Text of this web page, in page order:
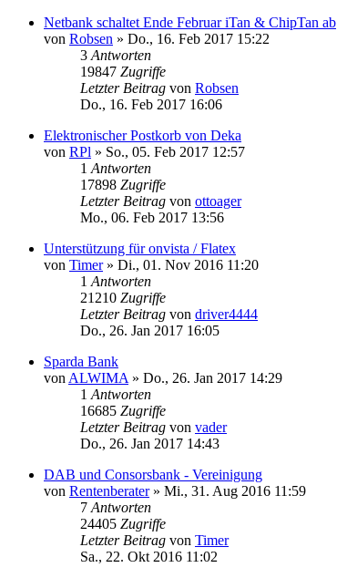
Netbank schaltet Ende Februar iTan & ChipTan ab
von Robsen » Do., 16. Feb 2017 15:22
3 Antworten
19847 Zugriffe
Letzter Beitrag von Robsen
Do., 16. Feb 2017 16:06
Elektronischer Postkorb von Deka
von RPl » So., 05. Feb 2017 12:57
1 Antworten
17898 Zugriffe
Letzter Beitrag von ottoager
Mo., 06. Feb 2017 13:56
Unterstützung für onvista / Flatex
von Timer» Di., 01. Nov 2016 11:20
1 Antworten
21210 Zugriffe
Letzter Beitrag von driver4444
Do., 26. Jan 2017 16:05
Sparda Bank
von ALWIMA » Do., 26. Jan 2017 14:29
1 Antworten
16685 Zugriffe
Letzter Beitrag von vader
Do., 26. Jan 2017 14:43
DAB und Consorsbank - Vereinigung
von Rentenberater» Mi., 31. Aug 2016 11:59
7 Antworten
24405 Zugriffe
Letzter Beitrag von Timer
Sa., 22. Okt 2016 11:02